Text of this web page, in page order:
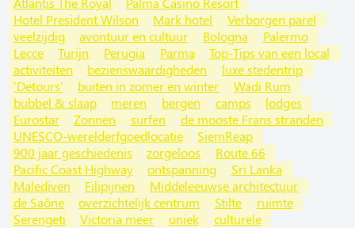
Hotel President Wilson
Mark hotel
Verborgen parel
veelzijdig
avontuur en cultuur Bologna
Palermo
Lecce
Turijn Perugia Parma
Top-Tips van een local
activiteiten
bezienswaardigheden
luxe stedentrip
'Detours'
buiten in zomer en winter
Wadi Rum
bubbel & slaap
meren bergen camps
lodges
Eurostar
Zonnen surfen
de mooste Frans stranden
UNESCO-werelderfgoedlocatie
SiemReap
900 jaar geschiedenis
zorgeloos
Route 66
Pacific Coast Highway
ontspanning
Sri Lanka
Malediven
Filipijnen
Middeleeuwse architectuur
de Saône
overzichtelijk centrum Stilte
ruimte
Serengeti
Victoria meer uniek
culturele